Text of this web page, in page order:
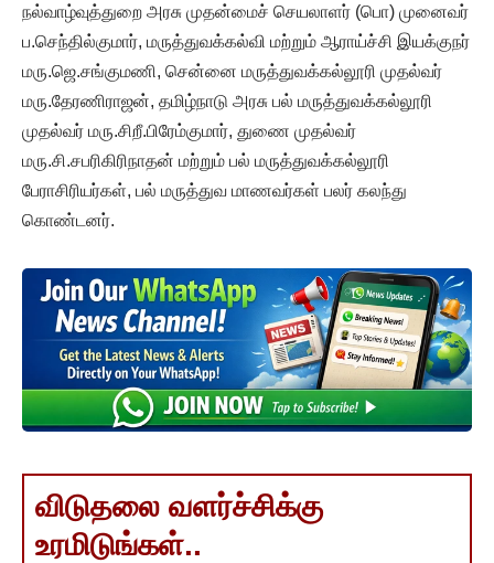
நல்வாழ்வுத்துறை அரசு முதன்மைச் செயலாளர் (பொ) முனைவர்
ப.செந்தில்குமார், மருத்துவக்கல்வி மற்றும் ஆராய்ச்சி இயக்குநர்
மரு.ஜெ.சங்குமணி, சென்னை மருத்துவக்கல்லூரி முதல்வர்
மரு.தேரணிராஜன், தமிழ்நாடு அரசு பல் மருத்துவக்கல்லூரி
முதல்வர் மரு.சிறீ.பிரேம்குமார், துணை முதல்வர்
மரு.சி.சபரிகிரிநாதன் மற்றும் பல் மருத்துவக்கல்லூரி
பேராசிரியர்கள், பல் மருத்துவ மாணவர்கள் பலர் கலந்து
கொண்டனர்.
விடுதலை வளர்ச்சிக்கு
உரமிடுங்கள்..